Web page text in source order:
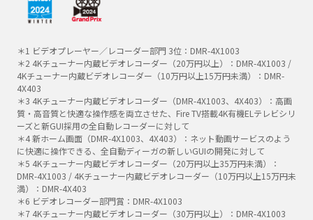
＊1 ビデオプレーヤー／レコーダー部門 3位：DMR-4X1003
＊2 4Kチューナー内蔵ビデオレコーダー（20万円以上）：DMR-4X1003 /
4Kチューナー内蔵ビデオレコーダー（10万円以上15万円未満）：DMR-
4X403
＊3 4Kチューナー内蔵ビデオレコーダー（DMR-4X1003、4X403）：高画
質・高音質と快適な操作感を両立させた、Fire TV搭載4K有機ELテレビシリ
ーズと新GUI採用の全自動レコーダーに対して
＊4 新ホーム画面（DMR-4X1003、4X403）：ネット動画サービスのよう
に快適に操作できる、全自動ディーガの新しいGUIの開発に対して
＊5 4Kチューナー内蔵ビデオレコーダー（20万円以上35万円未満）：
DMR-4X1003 / 4Kチューナー内蔵ビデオレコーダー（10万円以上15万円未
満）：DMR-4X403
＊6 ビデオレコーダー部門賞：DMR-4X1003
＊7 4Kチューナー内蔵ビデオレコーダー（30万円以上）：DMR-4X1003